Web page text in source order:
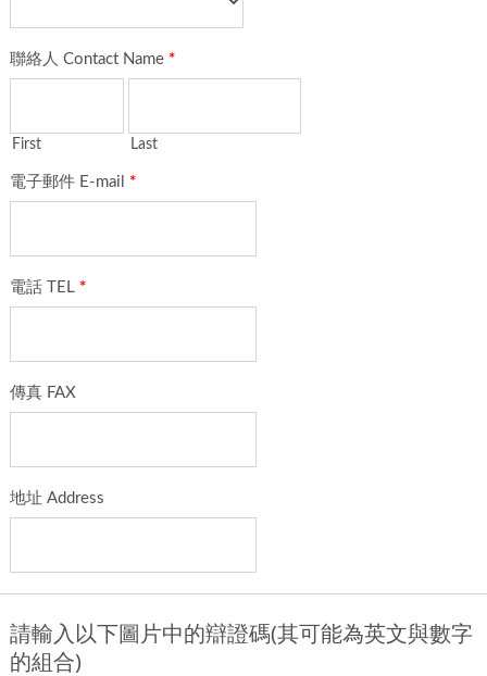
聯絡人 Contact Name *
First Last
電子郵件 E-mail *
電話 TEL *
傳真 FAX
地址 Address
請輸入以下圖片中的辯證碼(其可能為英文與數字
的組合)